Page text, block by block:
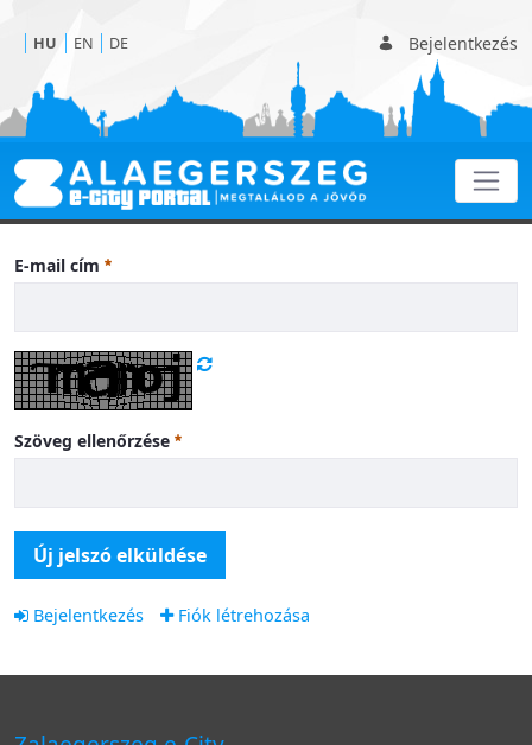
Bejelentkezés
HU EN DE
Programok
E-mail cím
Szöveg ellenőrzése
Új jelszó elküldése
Bejelentkezés Fiók létrehozása